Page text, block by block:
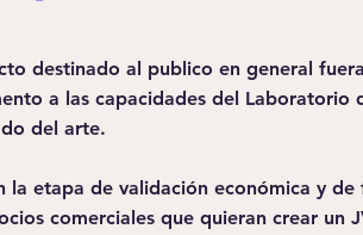
destinado al publico en general
a las capacidades del Laboratorio
del arte.
la etapa de validación económica y de
comerciales que quieran crear un